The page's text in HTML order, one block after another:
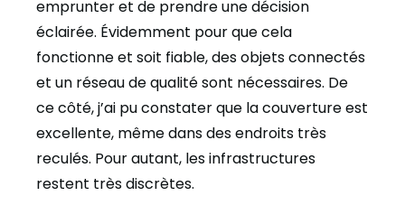
emprunter et de prendre une décision
éclairée. Évidemment pour que cela
fonctionne et soit fiable, des objets connectés
et un réseau de qualité sont nécessaires. De
ce côté, j’ai pu constater que la couverture est
excellente, même dans des endroits très
reculés. Pour autant, les infrastructures
restent très discrètes.